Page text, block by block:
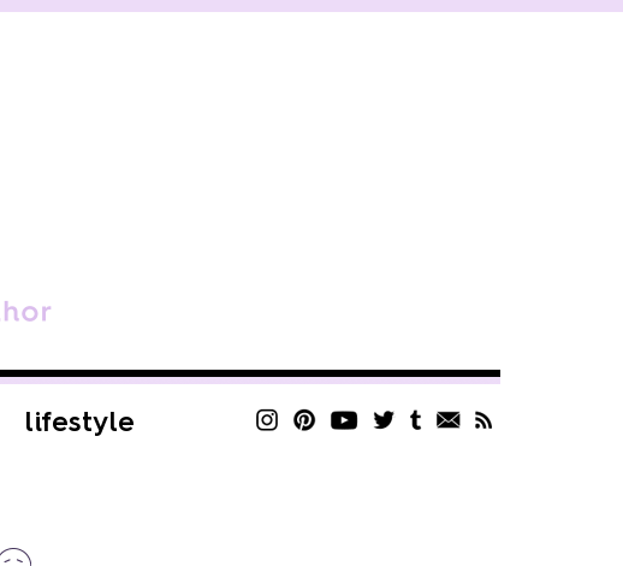
lifestyle